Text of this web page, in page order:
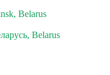
Belarus
Belarus